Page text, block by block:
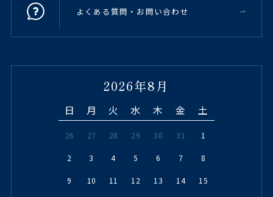
よくある質問・お問い合わせ
2026年8月
日 月 火 水 木 金 土
26 27 28 29 30 31 1
2 3 4 5 6 7 8
9 10 11 12 13 14 15